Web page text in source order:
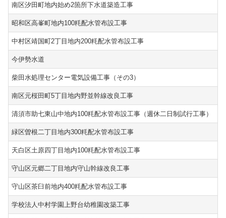
南区汐田町地内始め2箇所下水道築造工事
昭和区高峯町地内100粍配水管布設工事
中村区靖国町2丁目地内200粍配水管布設工事
今伊勢水道
柴田水処理センター電気設備工事（その3）
南区元桜田町5丁目地内野並幹線改良工事
清須市助七東山中地内100粍配水管布設工事（週休二日制試行工事）
緑区曽根二丁目地内300粍配水管布設工事
天白区土原四丁目地内100粍配水管布設工事
守山区元郷二丁目地内守山幹線改良工事
守山区茶臼前地内400粍配水管布設工事
学校法人中村学園上野台幼稚園改築工事